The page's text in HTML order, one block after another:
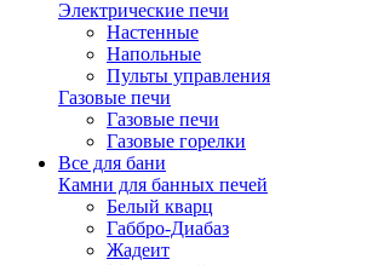
Электрические печи
Настенные
Напольные
Пульты управления
Газовые печи
Газовые печи
Газовые горелки
Все для бани
Камни для банных печей
Белый кварц
Габбро-Диабаз
Жадеит